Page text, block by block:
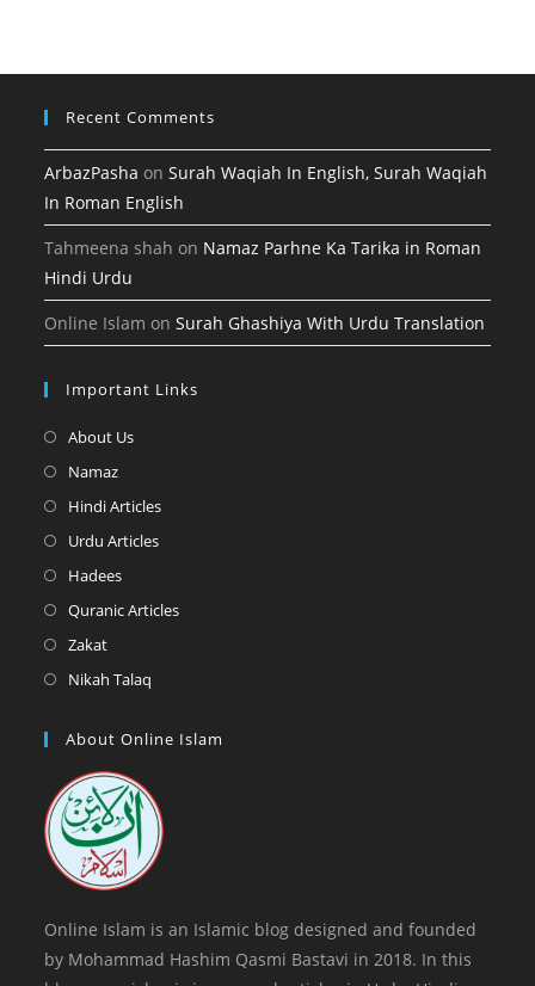
tab
Recent Comments
ArbazPasha onSurah Waqiah In English, Surah Waqiah
In Roman English
Tahmeena shah on Namaz Parhne Ka Tarika in Roman
Hindi Urdu
Online Islam onSurah Ghashiya With Urdu Translation
Important Links
About UsOpens
tab
NamazOpens
in
tab
Hindi ArticlesOpens
tab
Urdu ArticlesOpens
HadeesOpens
in
tab
Quranic ArticlesOpens
ZakatOpens
in
new
Nikah Talaq
a
tab
About Online Islam
Online Islam is an Islamic blog designed and founded
by Mohammad Hashim Qasmi Bastavi in 2018. In this